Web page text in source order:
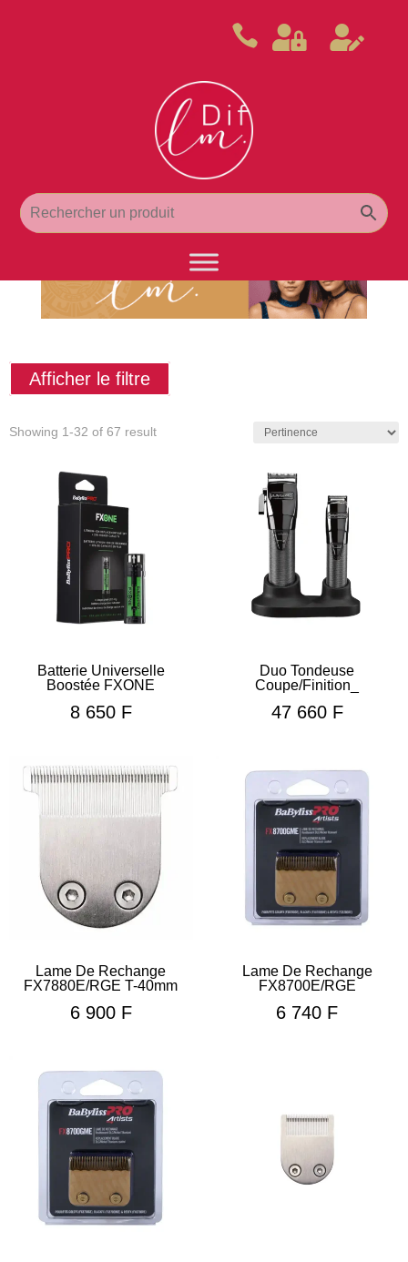
  
Afficher le filtre
Showing 1-32 of 67 result
Batterie Universelle
Boostée FXONE
8 650 F
Duo Tondeuse
Coupe/Finition_
47 660 F
Lame De Rechange
FX7880E/RGE T-40mm
6 900 F
Lame De Rechange
FX8700E/RGE
6 740 F